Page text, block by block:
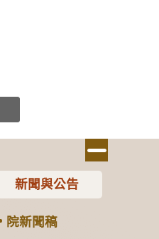
新聞與公告
院新聞稿